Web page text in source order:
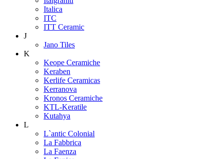
Italica
ITC
ITT Ceramic
J
Jano Tiles
K
Keope Ceramiche
Keraben
Kerlife Ceramicas
Kerranova
Kronos Ceramiche
KTL-Keratile
Kutahya
L
L`antic Colonial
La Fabbrica
La Faenza